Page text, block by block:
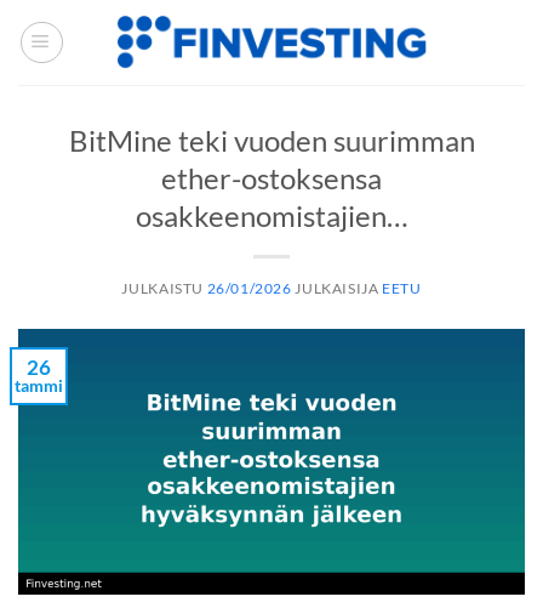
Siirry
sisältöön
BitMine teki vuoden suurimman
ether-ostoksensa
osakkeenomistajien…
JULKAISTU 26/01/2026 JULKAISIJA EETU
26
tammi